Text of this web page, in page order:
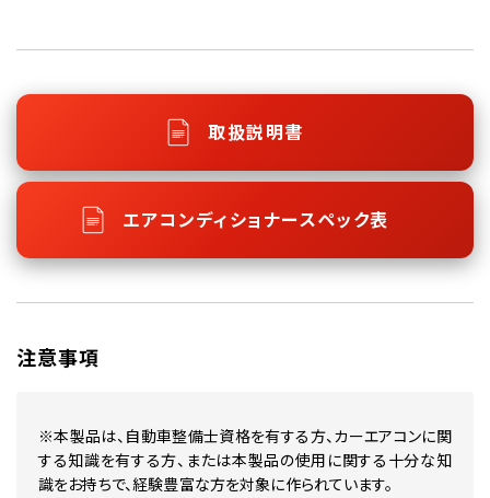
取扱説明書
エアコンディショナースペック表
注意事項
※本製品は、自動車整備士資格を有する方、カーエアコンに関
する知識を有する方、または本製品の使用に関する十分な知
識をお持ちで、経験豊富な方を対象に作られています。